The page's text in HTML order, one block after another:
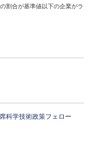
割合が基準値以下の企業がラ
科学技術政策フェロー